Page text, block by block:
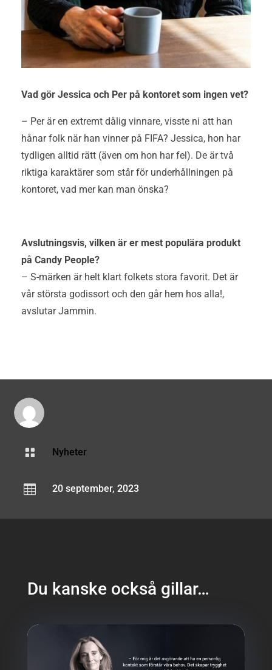
Vad gör Jessica och Per på kontoret som ingen vet?
– Per är en extremt dålig vinnare, visste ni att han
hånar folk när han vinner på FIFA? Jessica, hon har
tydligen alltid rätt (även om hon har fel). De är två
riktiga karaktärer som står för underhållningen på
kontoret, vad mer kan man önska?
Avslutningsvis, vilken är er mest populära produkt
på Candy People?
– S-märken är helt klart folkets stora favorit. Det är
vår största godissort och den går hem hos alla!,
avslutar Jammin.
 Nyheter
 20 september, 2023
Du kanske också gillar…